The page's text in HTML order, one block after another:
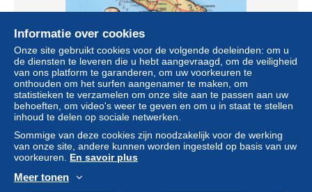
17 SAINT PIERRE D OLERON ILE D OLERON
± US$ 5,80 € 5,90 -15%
Statuut Professioneel handelaar
Informatie over cookies
Onze site gebruikt cookies voor de volgende doeleinden: om u
de diensten te leveren die u hebt aangevraagd, om de veiligheid
van ons platform te garanderen, om uw voorkeuren te
onthouden om het surfen aangenamer te maken, om
statistieken te verzamelen om onze site aan te passen aan uw
behoeften, om video's weer te geven en om u in staat te stellen
inhoud te delen op sociale netwerken.
Sommige van deze cookies zijn noodzakelijk voor de werking
van onze site, andere kunnen worden ingesteld op basis van uw
voorkeuren. En savoir plus
Meer tonen